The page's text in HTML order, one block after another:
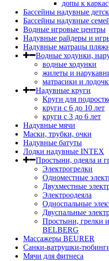
допы к
Бассейны надувные
Бассейны надувные
Водные игровые центры
Надувные райдеры и
Надувные матрацы
Водные ходунки,
водные ходунки
жилеты и
матрасики и
Надувные круги
Круги для
круги с 6 до 10 лет
круги c 3 до 6 лет
Надувные мячи
Маски, трубки, очки
Надувные батуты
Лодки надувные INTEX
Простыни, одеяла и
Электрогрелки
Одноместные
Двухместные
Электроодеяла
Односпальные
Двуспальные
Простыни, грелки
BELBERG
Массажеры BEURER
Санки-ватрушки-
Мячи для фитнеса